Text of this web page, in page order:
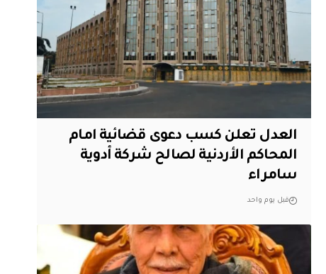
العدل تعلن كسب دعوى قضائية امام
المحاكم الأردنية لصالح شركة أدوية
سامراء
قبل يوم واحد